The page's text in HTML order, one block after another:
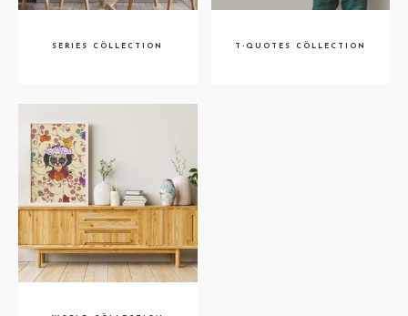
SERIES CÖLLECTION T-QUOTES CÖLLECTION